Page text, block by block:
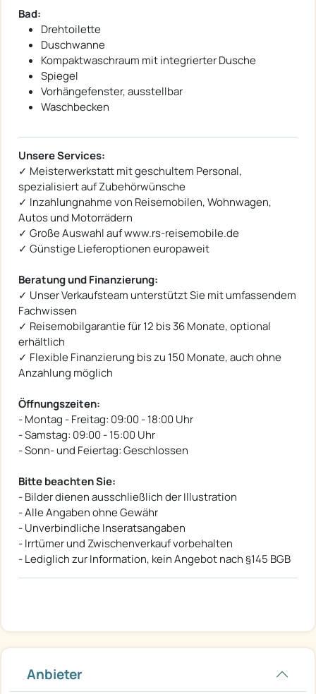
Bad:
Drehtoilette
Duschwanne
Kompaktwaschraum mit integrierter Dusche
Spiegel
Vorhängefenster, ausstellbar
Waschbecken
Unsere Services:
✓ Meisterwerkstatt mit geschultem Personal,
spezialisiert auf Zubehörwünsche
✓ Inzahlungnahme von Reisemobilen, Wohnwagen,
Autos und Motorrädern
✓ Große Auswahl auf www.rs-reisemobile.de
✓ Günstige Lieferoptionen europaweit
Beratung und Finanzierung:
✓ Unser Verkaufsteam unterstützt Sie mit umfassendem
Fachwissen
✓ Reisemobilgarantie für 12 bis 36 Monate, optional
erhältlich
✓ Flexible Finanzierung bis zu 150 Monate, auch ohne
Anzahlung möglich
Öffnungszeiten:
- Montag - Freitag: 09:00 - 18:00 Uhr
- Samstag: 09:00 - 15:00 Uhr
- Sonn- und Feiertag: Geschlossen
Bitte beachten Sie:
- Bilder dienen ausschließlich der Illustration
- Alle Angaben ohne Gewähr
- Unverbindliche Inseratsangaben
- Irrtümer und Zwischenverkauf vorbehalten
- Lediglich zur Information, kein Angebot nach §145 BGB
Anbieter